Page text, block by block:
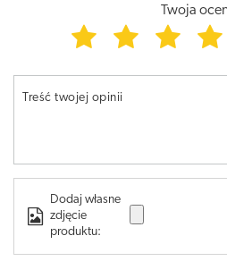
Twoja
Treść twojej opinii
Dodaj własne
zdjęcie
produktu: